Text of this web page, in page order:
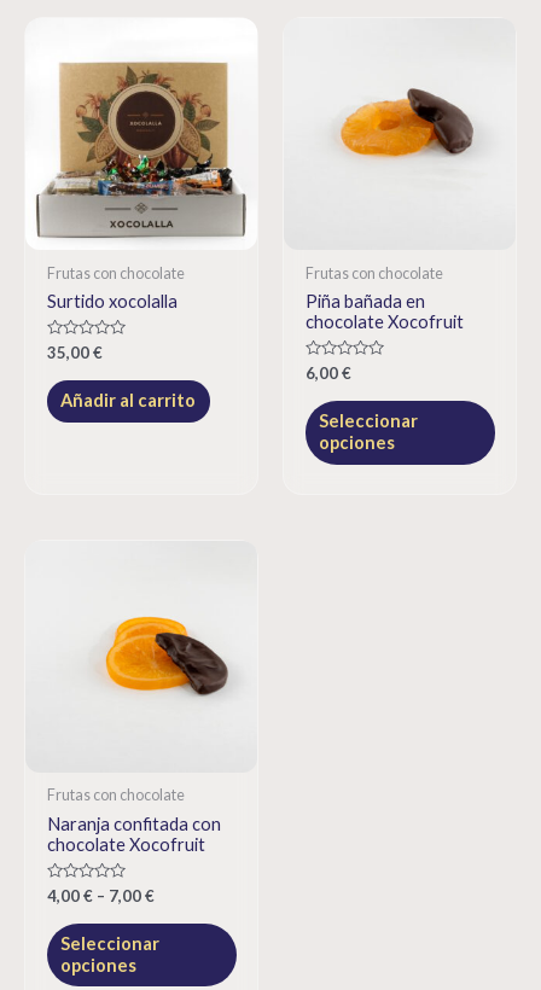
Frutas con chocolate
Surtido xocolalla
Rated
out
of
5
35,00€
Añadir al carrito
Frutas con chocolate
Piña bañada en
chocolate Xocofruit
Rated
out
of
5
6,00€
Seleccionar
opciones
Frutas con chocolate
Naranja confitada con
chocolate Xocofruit
Rated
0
out
of
5
4,00€– 7,00€
Seleccionar
opciones